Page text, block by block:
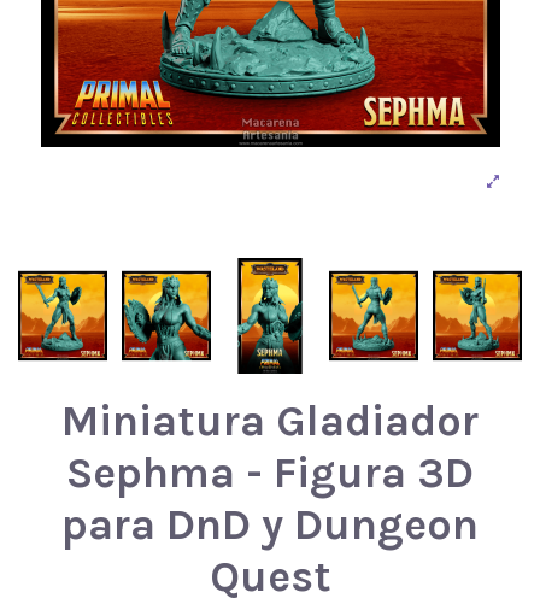
Miniatura Gladiador
Sephma - Figura 3D
para DnD y Dungeon
Quest